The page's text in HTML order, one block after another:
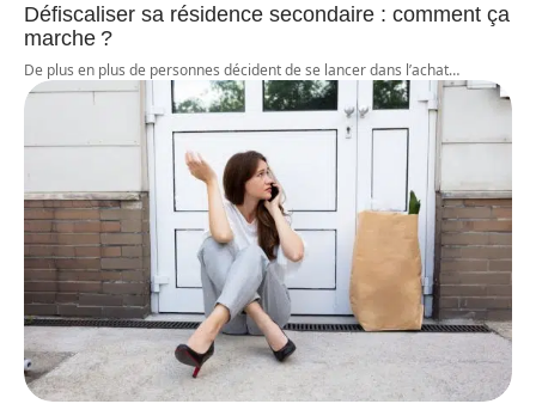
Défiscaliser sa résidence secondaire : comment ça
marche ?
De plus en plus de personnes décident de se lancer dans l’achat…